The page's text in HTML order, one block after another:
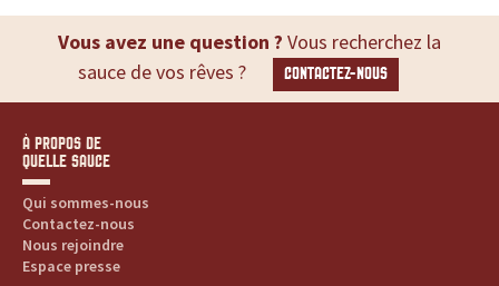
Vous avez une question ? Vous recherchez la
sauce de vos rêves ?
CONTACTEZ-NOUS
À PROPOS DE
QUELLE SAUCE
Qui sommes-nous
Contactez-nous
Nous rejoindre
Espace presse